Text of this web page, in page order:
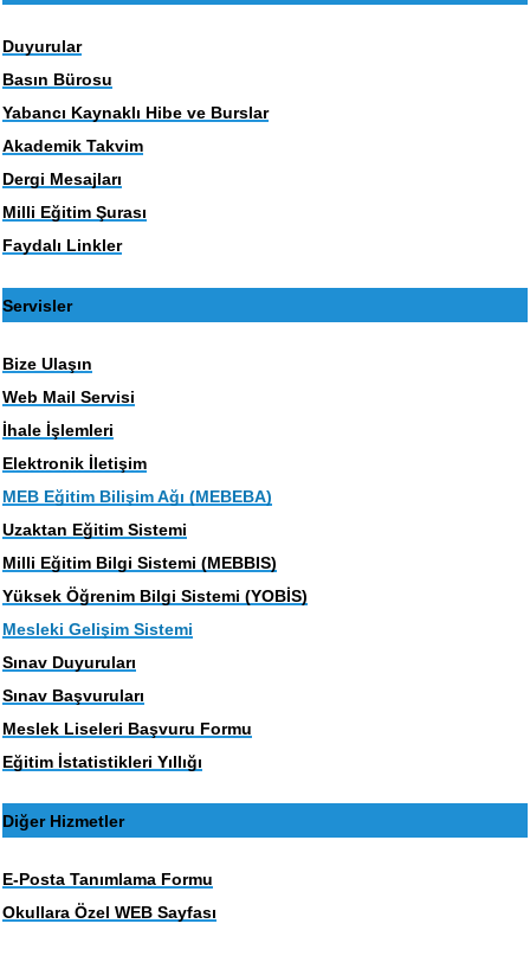
Duyurular
Basın Bürosu
Yabancı Kaynaklı Hibe ve Burslar
Akademik Takvim
Dergi Mesajları
Milli Eğitim Şurası
Faydalı Linkler
Servisler
Bize Ulaşın
Web Mail Servisi
İhale İşlemleri
Elektronik İletişim
MEB Eğitim Bilişim Ağı (MEBEBA)
Uzaktan Eğitim Sistemi
Milli Eğitim Bilgi Sistemi (MEBBIS)
Yüksek Öğrenim Bilgi Sistemi (YOBİS)
Mesleki Gelişim Sistemi
Sınav Duyuruları
Sınav Başvuruları
Meslek Liseleri Başvuru Formu
Eğitim İstatistikleri Yıllığı
Diğer Hizmetler
E-Posta Tanımlama Formu
Okullara Özel WEB Sayfası